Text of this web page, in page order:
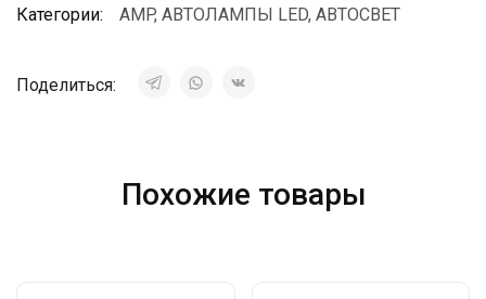
Категории:
AMP, АВТОЛАМПЫ LED, АВТОСВЕТ
Поделиться:
Похожие товары